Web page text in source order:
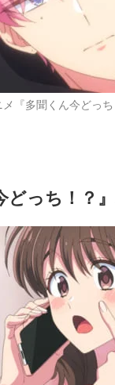
『多聞くん今どっち
どっち！？